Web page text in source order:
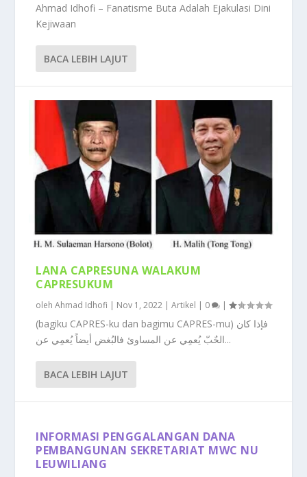
Ahmad Idhofi – Fanatisme Buta Adalah Ejakulasi Dini
Kejiwaan
BACA LEBIH LAJUT
LANA CAPRESUNA WALAKUM
CAPRESUKUM
olehAhmad Idhofi | Nov 1, 2022 |Artikel | 0 |
(bagiku CAPRES-ku dan bagimu CAPRES-mu) فإذا كان
الحٌبّ يُعمِي عن المساوئ فالبُغض أيضاً يُعمِي عن...
BACA LEBIH LAJUT
INFORMASI PENGGALANGAN DANA
PEMBANGUNAN SEKRETARIAT MWC NU
LEUWILIANG